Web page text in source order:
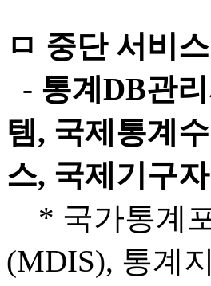
ㅁ 중단 서비스
- 통계DB관
템, 국제통계
스, 국제기구
* 국가통계
(MDIS), 통계